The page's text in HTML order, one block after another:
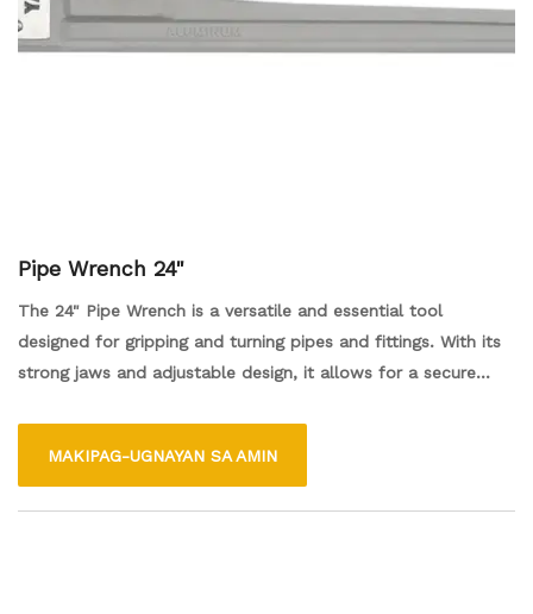
Pipe Wrench 24"
The 24" Pipe Wrench is a versatile and essential tool
designed for gripping and turning pipes and fittings. With its
strong jaws and adjustable design, it allows for a secure
enabling users to tackle tough jobs with ease. Made from
MAKIPAG-UGNAYAN SA AMIN